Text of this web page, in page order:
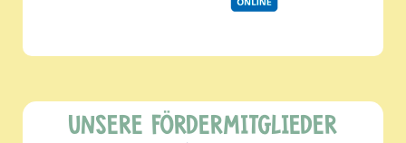
UNSERE FÖRDERMITGLIEDER